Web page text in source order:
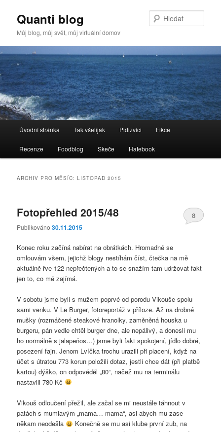
Quanti blog
Můj blog, můj svět, můj virtuální domov
navigační
Přejít
k
webu
Přejít
k
panelu
Úvodní stránka Tak všelijak Pidižvíci Fikce
Recenze Foodblog Skeče Hatebook
ARCHIV PRO MĚSÍC:LISTOPAD 2015
Fotopřehled 2015/48
Publikováno30.11.2015
8
Konec roku začíná nabírat na obrátkách. Hromadně se
omlouvám všem, jejichž blogy nestíhám číst, čtečka na mě
aktuálně řve 122 nepřečtených a to se snažím tam udržovat fakt
jen to, co mě zajímá.
V sobotu jsme byli s mužem poprvé od porodu Vikouše spolu
sami venku. V Le Burger, fotoreportáž v příloze. Až na drobné
mušky (rozmáčené steakové hranolky, zaměněná houska u
burgeru, pán vedle chtěl burger dne, ale nepálivý, a donesli mu
ho normálně s jalapeňos…) jsme byli fakt spokojení, jídlo dobré,
posezení fajn. Jenom Lvíčka trochu urazili při placení, když na
účet s útratou 773 korun položili dotaz, jestli chce dát (při platbě
kartou) dýško, on odpověděl „80“, načež mu na terminálu
nastavili 780 Kč
Vikouš odloučení přežil, ale začal se mi neustále táhnout v
patách s mumlavým „mama… mama“, asi abych mu zase
někam neodešla
Konečně se mu asi klube první zub, na